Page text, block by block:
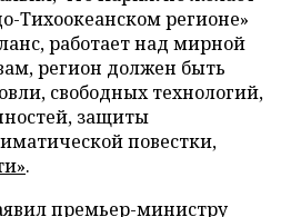
Тихоокеанском регионе»
работает над мирной
регион должен быть
свободных технологий,
защиты
повестки,
.
премьер-министру